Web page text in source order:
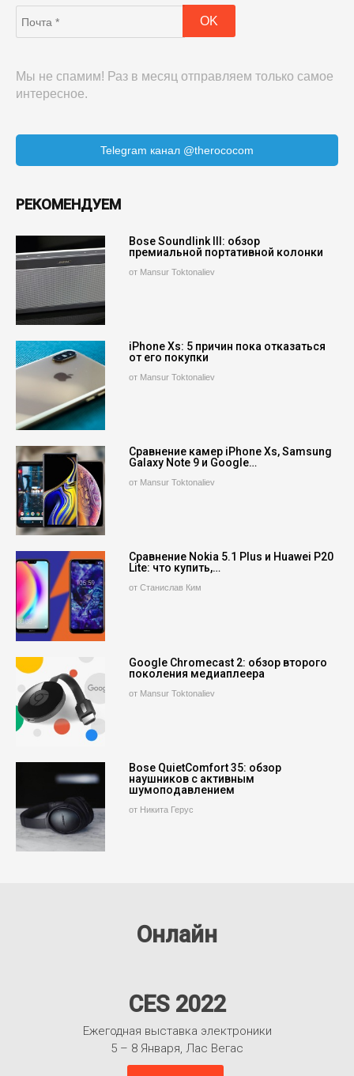
Мы не спамим! Раз в месяц отправляем только самое
интересное.
Telegram канал @therococom
РЕКОМЕНДУЕМ
Bose Soundlink III: обзор
премиальной портативной колонки
от Mansur Toktonaliev
iPhone Xs: 5 причин пока отказаться
от его покупки
от Mansur Toktonaliev
Сравнение камер iPhone Xs, Samsung
Galaxy Note 9 и Google…
от Mansur Toktonaliev
Сравнение Nokia 5.1 Plus и Huawei P20
Lite: что купить,…
от Станислав Ким
Google Chromecast 2: обзор второго
поколения медиаплеера
от Mansur Toktonaliev
Bose QuietComfort 35: обзор
наушников с активным
шумоподавлением
от Никита Герус
Онлайн
CES 2022
Ежегодная выставка электроники
5 – 8 Января, Лас Вегас